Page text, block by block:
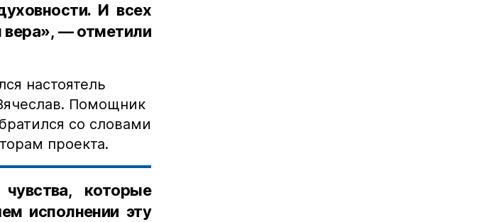
И всех
вера», — отметили
настоятель
Помощник
со словами
проекта.
которые
исполнении эту